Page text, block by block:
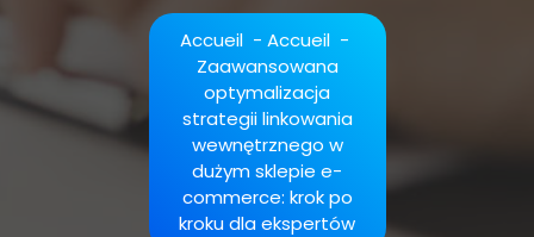
Accueil - Accueil -
Zaawansowana
optymalizacja
strategii linkowania
wewnętrznego w
dużym sklepie e-
commerce: krok po
kroku dla ekspertów